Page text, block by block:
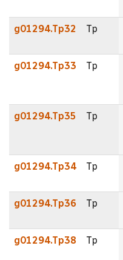
g01294.Tp32 Tp
g01294.Tp33 Tp
g01294.Tp35 Tp
g01294.Tp34 Tp
g01294.Tp36 Tp
g01294.Tp38 Tp